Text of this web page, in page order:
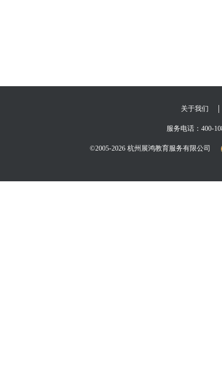
关于我们
服务电话：400-
©2005-2026 杭州展鸿教育服务有限公司